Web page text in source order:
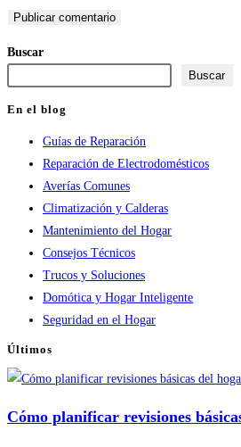
usuario
comentar
electrónico
comentar
tu
(opcional)
Buscar
Buscar
En el blog
Guías de Reparación
Reparación de Electrodomésticos
Averías Comunes
Climatización y Calderas
Mantenimiento del Hogar
Consejos Técnicos
Trucos y Soluciones
Domótica y Hogar Inteligente
Seguridad en el Hogar
Últimos
Cómo planificar revisiones